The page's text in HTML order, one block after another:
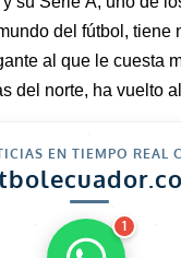
del fútbol, tiene
al que le cuesta
del norte, ha vuelto
EN TIEMPO REAL
1